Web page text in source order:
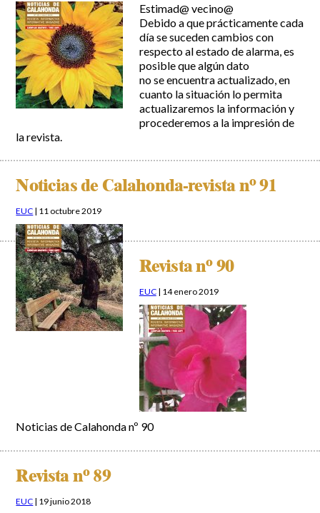
Estimad@ vecino@
Debido a que prácticamente cada
día se suceden cambios con
respecto al estado de alarma, es
posible que algún dato
no se encuentra actualizado, en
cuanto la situación lo permita
actualizaremos la información y
procederemos a la impresión de
la revista.
Noticias de Calahonda-revista nº 91
EUC | 11 octubre 2019
Revista nº 90
EUC | 14 enero 2019
Noticias de Calahonda nº 90
Revista nº 89
EUC | 19 junio 2018